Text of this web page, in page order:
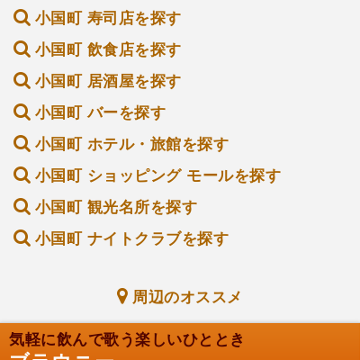
小国町 寿司店を探す
小国町 飲食店を探す
小国町 居酒屋を探す
小国町 バーを探す
小国町 ホテル・旅館を探す
小国町 ショッピング モールを探す
小国町 観光名所を探す
小国町 ナイトクラブを探す
周辺のオススメ
気軽に飲んで歌う楽しいひととき